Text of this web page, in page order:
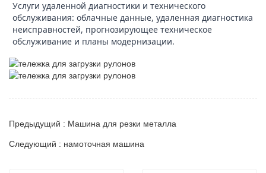
Услуги удаленной диагностики и технического
обслуживания: облачные данные, удаленная диагностика
неисправностей, прогнозирующее техническое
обслуживание и планы модернизации.
Предыдущий : Машина для резки металла
Следующий : намоточная машина